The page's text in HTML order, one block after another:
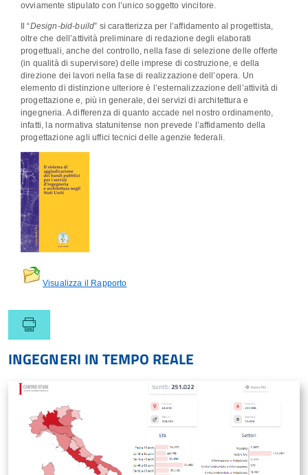
ovviamente stipulato con l’unico soggetto vincitore.
Il “Design-bid-build” si caratterizza per l’affidamento al progettista,
oltre che dell’attività preliminare di redazione degli elaborati
progettuali, anche del controllo, nella fase di selezione delle offerte
(in qualità di supervisore) delle imprese di costruzione, e della
direzione dei lavori nella fase di realizzazione dell’opera. Un
elemento di distinzione ulteriore è l’esternalizzazione dell’attività di
progettazione e, più in generale, dei servizi di architettura e
ingegneria. A differenza di quanto accade nel nostro ordinamento,
infatti, la normativa statunitense non prevede l’affidamento della
progettazione agli uffici tecnici delle agenzie federali.
Visualizza il Rapporto
INGEGNERI IN TEMPO REALE